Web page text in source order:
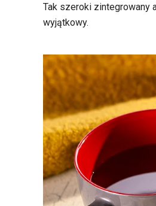
Tak szeroki zintegrowany
wyjątkowy.